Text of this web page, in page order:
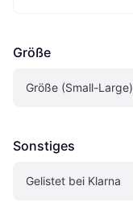
Größe
Größe (Small-Large)
Sonstiges
Gelistet bei Klarna